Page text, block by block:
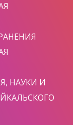
НАУКИ И